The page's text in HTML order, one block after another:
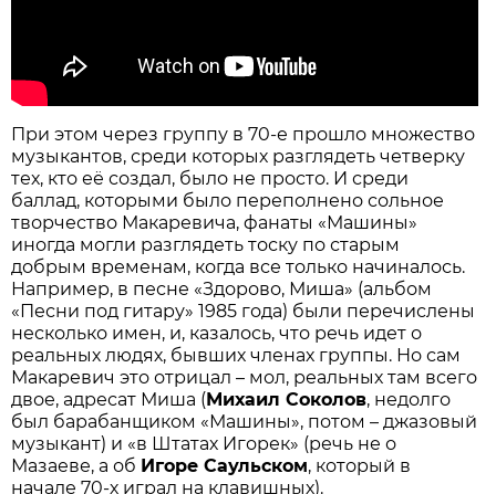
При этом через группу в 70-е прошло множество
музыкантов, среди которых разглядеть четверку
тех, кто её создал, было не просто. И среди
баллад, которыми было переполнено сольное
творчество Макаревича, фанаты «Машины»
иногда могли разглядеть тоску по старым
добрым временам, когда все только начиналось.
Например, в песне «Здорово, Миша» (альбом
«Песни под гитару» 1985 года) были перечислены
несколько имен, и, казалось, что речь идет о
реальных людях, бывших членах группы. Но сам
Макаревич это отрицал – мол, реальных там всего
двое, адресат Миша ( Михаил Соколов, недолго
был барабанщиком «Машины», потом – джазовый
музыкант) и «в Штатах Игорек» (речь не о
Мазаеве, а об Игоре Саульском, который в
начале 70-х играл на клавишных).